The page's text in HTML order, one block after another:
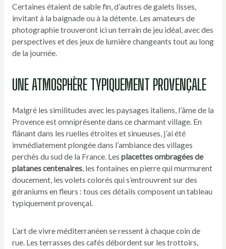
Certaines étaient de sable fin, d’autres de galets lisses,
invitant à la baignade ou à la détente. Les amateurs de
photographie trouveront ici un terrain de jeu idéal, avec des
perspectives et des jeux de lumière changeants tout au long
de la journée.
UNE ATMOSPHÈRE TYPIQUEMENT PROVENÇALE
Malgré les similitudes avec les paysages italiens, l’âme de la
Provence est omniprésente dans ce charmant village. En
flânant dans les ruelles étroites et sinueuses, j’ai été
immédiatement plongée dans l’ambiance des villages
perchés du sud de la France. Les placettes ombragées de
platanes centenaires, les fontaines en pierre qui murmurent
doucement, les volets colorés qui s’entrouvrent sur des
géraniums en fleurs : tous ces détails composent un tableau
typiquement provençal.
L’art de vivre méditerranéen se ressent à chaque coin de
rue. Les terrasses des cafés débordent sur les trottoirs,